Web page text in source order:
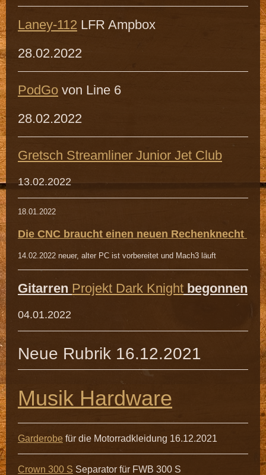
Laney-112 LFR Ampbox
28.02.2022
PodGo von Line 6
28.02.2022
Gretsch Streamliner Junior Jet Club
13.02.2022
18.01.2022
Die CNC braucht einen neuen Rechenknecht
14.02.2022 neuer, alter PC ist vorbereitet und Mach3 läuft
Gitarren Projekt Dark Knight begonnen
04.01.2022
Neue Rubrik 16.12.2021
Musik Hardware
Garderobe für die Motorradkleidung 16.12.2021
Crown 300 S Separator für FWB 300 S